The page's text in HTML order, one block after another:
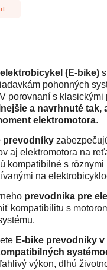
(E-bike)
pohonných
porovnaní s klasickými
a navrhnuté tak,
elektromotora.
prevodníky
aj elektromotora na
kompatibilné s rôznymi
na
prevodníka pre
kompatibilitu s
E-bike prevodníky
výkon, dlhú